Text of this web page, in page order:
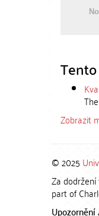
Zobrazit
© 2025
Za
part of